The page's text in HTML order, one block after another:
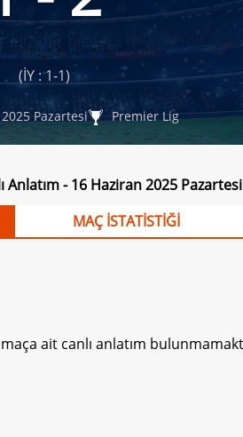
(İY : 1-1)
Pazartesi Premier Lig
- 16 Haziran 2025 Pazartesi
MAÇ İSTATİSTİĞİ
ait canlı anlatım